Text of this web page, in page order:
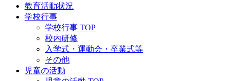
教育活動状況
学校行事
学校行事 TOP
校内研修
入学式・運動会・卒業式等
その他
児童の活動